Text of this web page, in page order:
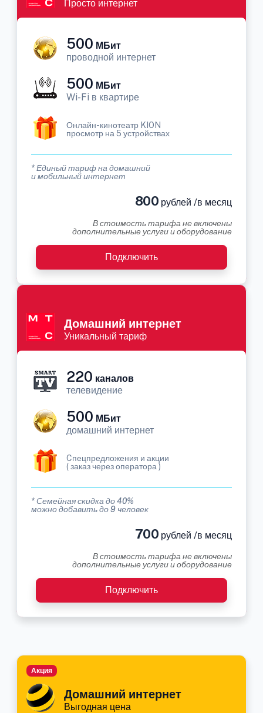
Просто интернет
500 МБит
проводной интернет
500 МБит
Wi-Fi в квартире
Онлайн-кинотеатр KION
просмотр на 5 устройствах
* Единый тариф на домашний
и мобильный интернет
800 рублей /в месяц
В стоимость тарифа не включены
дополнительные услуги и оборудование
Подключить
Домашний интернет
Уникальный тариф
220 каналов
телевидение
500 МБит
домашний интернет
Cпецпредложения и акции
( заказ через оператора )
* Семейная скидка до 40%
можно добавить до 9 человек
700 рублей /в месяц
В стоимость тарифа не включены
дополнительные услуги и оборудование
Подключить
Домашний интернет
Выгодная цена
Акция